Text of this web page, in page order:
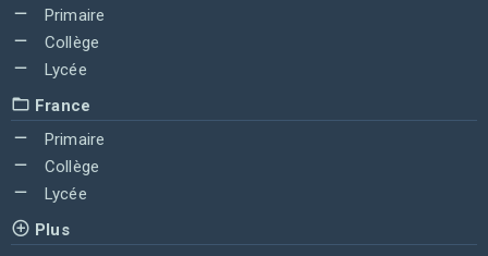
Primaire
Collège
Lycée
France
Primaire
Collège
Lycée
Plus